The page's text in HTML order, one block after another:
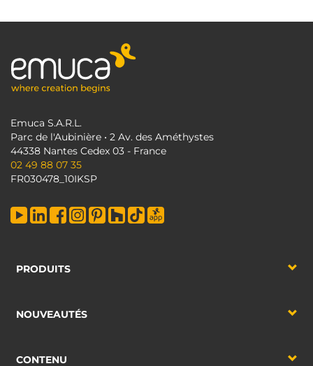
Emuca S.A.R.L.
Parc de l'Aubinière • 2 Av. des Améthystes
44338 Nantes Cedex 03 - France
02 49 88 07 35
FR030478_10IKSP
PRODUITS
NOUVEAUTÉS
CONTENU